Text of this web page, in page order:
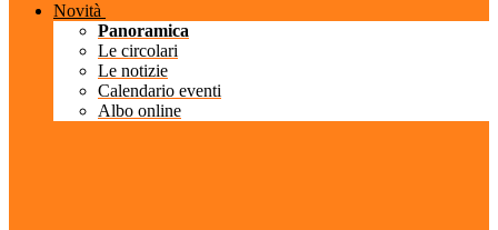
Novità
Panoramica
Le circolari
Le notizie
Calendario eventi
Albo online